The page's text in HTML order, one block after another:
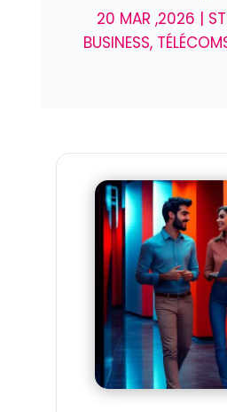
20 MAR ,2026 |
BUSINESS,